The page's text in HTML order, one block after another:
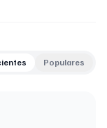
Populares